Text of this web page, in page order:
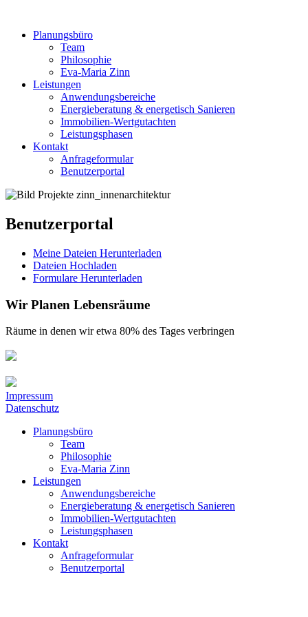
Planungsbüro
Team
Philosophie
Eva-Maria Zinn
Leistungen
Anwendungsbereiche
Energieberatung & energetisch Sanieren
Immobilien-Wertgutachten
Leistungsphasen
Kontakt
Anfrageformular
Benutzerportal
Benutzerportal
Meine Dateien Herunterladen
Dateien Hochladen
Formulare Herunterladen
Wir Planen Lebensräume
Räume in denen wir etwa 80% des Tages verbringen
Impressum
Datenschutz
Planungsbüro
Team
Philosophie
Eva-Maria Zinn
Leistungen
Anwendungsbereiche
Energieberatung & energetisch Sanieren
Immobilien-Wertgutachten
Leistungsphasen
Kontakt
Anfrageformular
Benutzerportal